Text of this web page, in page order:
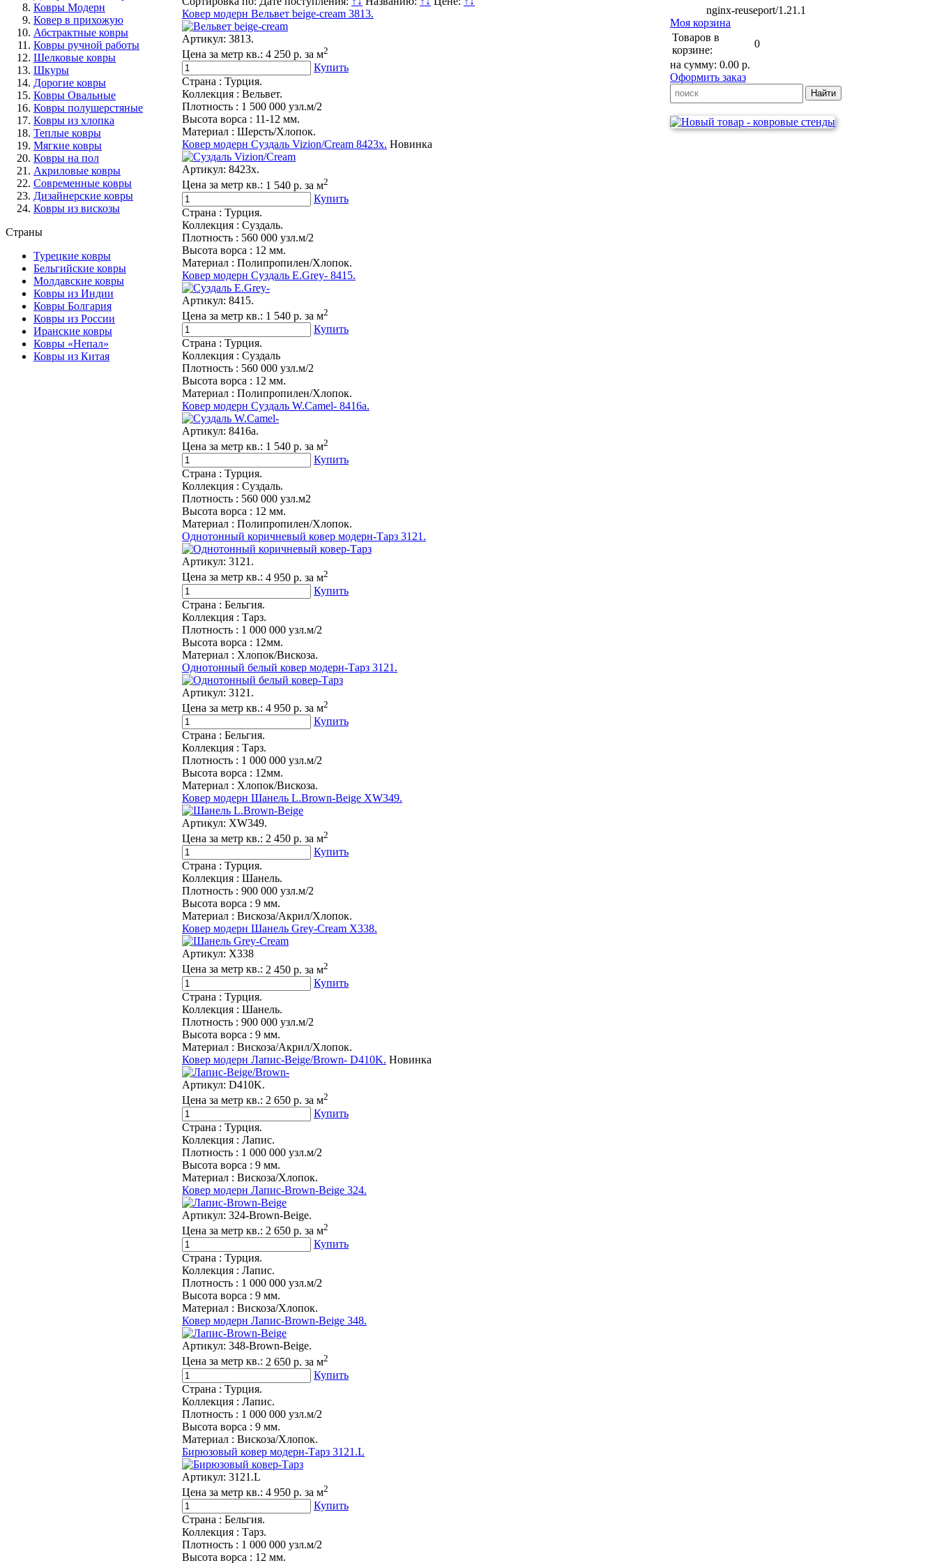
Ковры Модерн
Ковер в прихожую
Абстрактные ковры
Ковры ручной работы
Шелковые ковры
Шкуры
Дорогие ковры
Ковры Овальные
Ковры полушерстяные
Ковры из хлопка
Теплые ковры
Мягкие ковры
Ковры на пол
Акриловые ковры
Современные ковры
Дизайнерские ковры
Ковры из вискозы
Страны
Турецкие ковры
Бельгийские ковры
Молдавские ковры
Ковры из Индии
Ковры Болгария
Ковры из России
Иранские ковры
Ковры «Непал»
Ковры из Китая
Ковер модерн Вельвет beige-cream 3813.
Артикул: 3813.
Цена за метр кв.: 4 250 р. за м2
Купить
Страна : Турция.
Коллекция : Вельвет.
Плотность : 1 500 000 узл.м/2
Высота ворса : 11-12 мм.
Материал : Шерсть/Хлопок.
Ковер модерн Суздаль Vizion/Cream 8423x. Новинка
Артикул: 8423x.
Цена за метр кв.: 1 540 р. за м2
Купить
Страна : Турция.
Коллекция : Суздаль.
Плотность : 560 000 узл.м/2
Высота ворса : 12 мм.
Материал : Полипропилен/Хлопок.
Ковер модерн Суздаль E.Grey- 8415.
Артикул: 8415.
Цена за метр кв.: 1 540 р. за м2
Купить
Страна : Турция.
Коллекция : Суздаль
Плотность : 560 000 узл.м/2
Высота ворса : 12 мм.
Материал : Полипропилен/Хлопок.
Ковер модерн Суздаль W.Camel- 8416a.
Артикул: 8416a.
Цена за метр кв.: 1 540 р. за м2
Купить
Страна : Турция.
Коллекция : Суздаль.
Плотность : 560 000 узл.м2
Высота ворса : 12 мм.
Материал : Полипропилен/Хлопок.
Однотонный коричневый ковер модерн-Тарз 3121.
Артикул: 3121.
Цена за метр кв.: 4 950 р. за м2
Купить
Страна : Бельгия.
Коллекция : Тарз.
Плотность : 1 000 000 узл.м/2
Высота ворса : 12мм.
Материал : Хлопок/Вискоза.
Однотонный белый ковер модерн-Тарз 3121.
Артикул: 3121.
Цена за метр кв.: 4 950 р. за м2
Купить
Страна : Бельгия.
Коллекция : Тарз.
Плотность : 1 000 000 узл.м/2
Высота ворса : 12мм.
Материал : Хлопок/Вискоза.
Ковер модерн Шанель L.Brown-Beige XW349.
Артикул: XW349.
Цена за метр кв.: 2 450 р. за м2
Купить
Страна : Турция.
Коллекция : Шанель.
Плотность : 900 000 узл.м/2
Высота ворса : 9 мм.
Материал : Вискоза/Акрил/Хлопок.
Ковер модерн Шанель Grey-Cream X338.
Артикул: X338
Цена за метр кв.: 2 450 р. за м2
Купить
Страна : Турция.
Коллекция : Шанель.
Плотность : 900 000 узл.м/2
Высота ворса : 9 мм.
Материал : Вискоза/Акрил/Хлопок.
Ковер модерн Лапис-Beige/Brown- D410K. Новинка
Артикул: D410K.
Цена за метр кв.: 2 650 р. за м2
Купить
Страна : Турция.
Коллекция : Лапис.
Плотность : 1 000 000 узл.м/2
Высота ворса : 9 мм.
Материал : Вискоза/Хлопок.
Ковер модерн Лапис-Brown-Beige 324.
Артикул: 324-Brown-Beige.
Цена за метр кв.: 2 650 р. за м2
Купить
Страна : Турция.
Коллекция : Лапис.
Плотность : 1 000 000 узл.м/2
Высота ворса : 9 мм.
Материал : Вискоза/Хлопок.
Ковер модерн Лапис-Brown-Beige 348.
Артикул: 348-Brown-Beige.
Цена за метр кв.: 2 650 р. за м2
Купить
Страна : Турция.
Коллекция : Лапис.
Плотность : 1 000 000 узл.м/2
Высота ворса : 9 мм.
Материал : Вискоза/Хлопок.
Бирюзовый ковер модерн-Тарз 3121.L
Артикул: 3121.L
Цена за метр кв.: 4 950 р. за м2
Купить
Страна : Бельгия.
Коллекция : Тарз.
Плотность : 1 000 000 узл.м/2
Высота ворса : 12 мм.
nginx-reuseport/1.21.1
Моя корзина
Товаров в
корзине:
0
на сумму: 0.00 р.
Оформить заказ